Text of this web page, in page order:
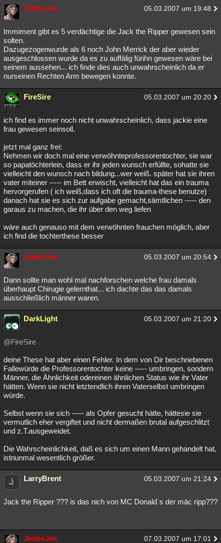
JimboJoe 05.03.2007 um 19:48
Immiment gibt es 5 verdächtige die Jack the Ripper gewesen sein
solten.
Dazugezogenwurde als 6 noch John Merrick der aber wieder
ausgeschlossen wurde da es zu auffälig fürihn gewesen wäre bei
seinem aussehen... ich finde dies auch unwahrscheinlich da er
nurseinen Rechten Arm bewegen konnte.
FireSire 05.03.2007 um 20:20
ich find es immer noch nicht unwahrscheinlich, dass jackie eine
frau gewesen seinsoll.
jetzt mal ganz frei:
Nehmen wir doch mal eine verwöhnteprofessorentochter, sie war
so papatöchterlein, dass er ihr jeden wunsch erfüllte, sohatte sie
vielleicht den wunsch nach bildung...wer weiß. später hat sie ihren
vater miteiner ----- im Bett erwischt, vielleicht hat das ein trauma
hervorgerufen ( ich weiß,dass ich oft die trauma-these benutze)
danach hat sie es sich zur aufgabe gemacht,sämtlichen ----- den
garaus zu machen, die ihr über den weg liefen
wäre auch genauso mit dem verwöhnten frauchen möglich, aber
ich find die tochterthese besser
JimboJoe 05.03.2007 um 20:54
Dann sollte man wohl mal nachforschen welche frau damals
überhaupt Chirugie gelernthat... ich dachte das das damals
ausschließlich männer waren.
DarkLight 05.03.2007 um 21:20
@FireSire
deine These hat aber einen Fehler. In dem von Dir beschriebenen
Fallewürde die Professorentochter keine ----- umbringen, sondern
Männer, die Ähnlichkeit odereinen ähnlichen Status wie ihr Vater
hätten. Wenn sie nicht letztendlich ihren Vaterselbst umbringen
würde.
Selbst wenn sie sich ----- als Opfer gesucht hätte, hättesie sie
vermutlich eher vergiftet und nicht dermaßen brutal aufgeschlitzt
und z.T.ausgeweidet.
Die Wahrscheinlichkeit, daß es sich um einen Mann gehandelt hat,
istnunmal wesentlich größer.
LarryBrent 05.03.2007 um 21:24
Jack the Ripper ??? is das nich von MC Donald´s der mäc ripp???
JimboJoe 07.03.2007 um 17:01